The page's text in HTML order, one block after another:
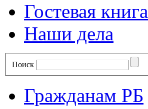
Гостевая книга
Наши дела
Поиск
Гражданам РБ